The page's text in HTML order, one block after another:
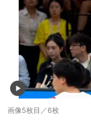
画像5枚目／6枚